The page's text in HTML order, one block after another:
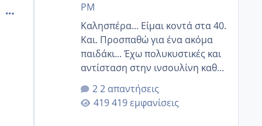
comment_998024
PM
Καλησπέρα... Είμαι κοντά στα 40.
Και. Προσπαθώ για ένα ακόμα
παιδάκι... Έχω πολυκυστικές και
αντίσταση στην ινσουλίνη καθώς
και χάσιμοτο! Έχω λίγα κιλά
παραπάνω και όσο κ αν
προσπαθώ δεν χάνω εύκολα!
2 απαντήσεις
419 εμφανίσεις